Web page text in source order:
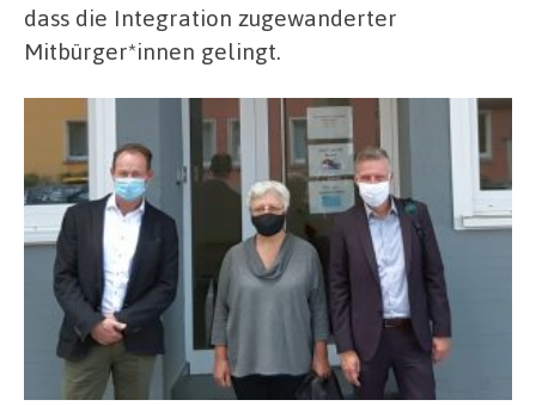
dass die Integration zugewanderter
Mitbürger*innen gelingt.